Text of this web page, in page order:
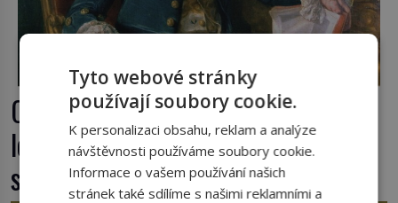
Casanova v Pobaltí: Co měl
legendární svůdník společného se
svobodnými zednáři?
Tyto webové stránky
používají soubory cookie.
K personalizaci obsahu, reklam a analýze
návštěvnosti používáme soubory cookie.
Informace o vašem používání našich
stránek také sdílíme s našimi reklamními a